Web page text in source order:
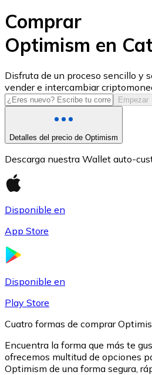
USD Coin
USDC
Comprar
Optimism en
Disfruta de un proceso sencillo y
vender e intercambiar
Empezar
Detalles del precio de Optimism
Descarga nuestra Wallet auto-
Disponible en
App Store
Disponible en
Play Store
Cuatro formas de comprar
Encuentra la forma que más te
ofrecemos multitud de opciones
Optimism de una forma segura,